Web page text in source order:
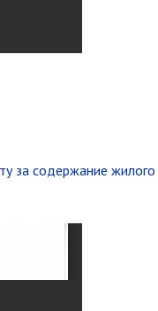
за содержание жилого